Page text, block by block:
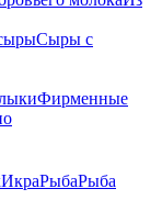
Сыры c
Фирменные
ИкраРыбаРыба